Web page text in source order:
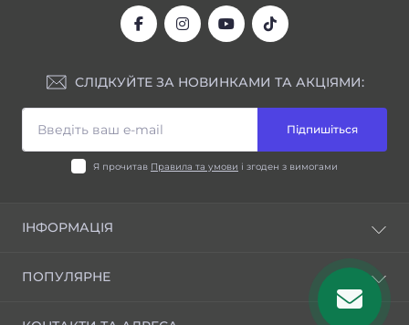
СЛІДКУЙТЕ ЗА НОВИНКАМИ ТА АКЦІЯМИ:
Підпишіться
Я прочитав Правила та умови і згоден з вимогами
ІНФОРМАЦІЯ
Відгуки
ПОПУЛЯРНЕ